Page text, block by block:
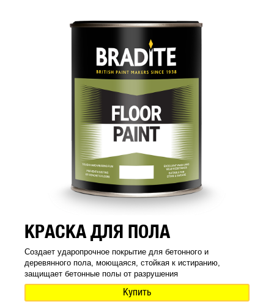
КРАСКА ДЛЯ ПОЛА
Создает ударопрочное покрытие для бетонного и
деревянного пола, моющаяся, стойкая к истиранию,
защищает бетонные полы от разрушения
Купить